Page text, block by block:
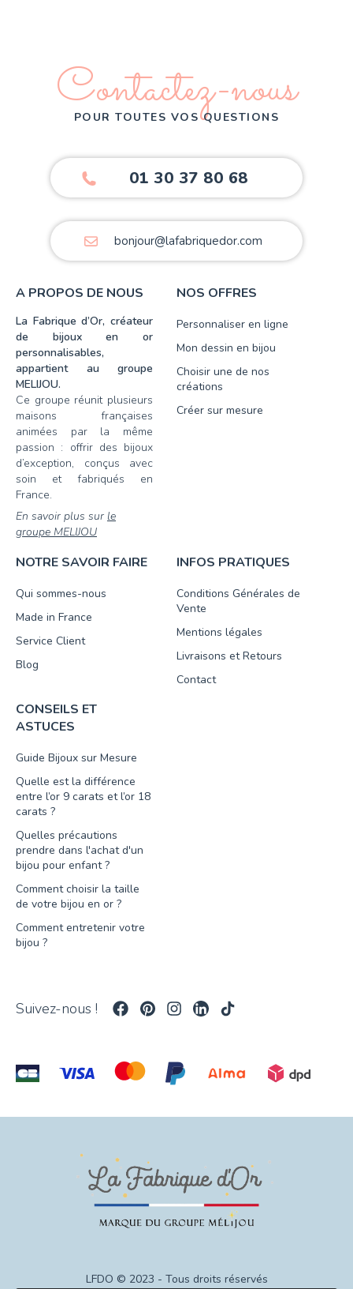
Contactez-nous
POUR TOUTES VOS QUESTIONS
01 30 37 80 68
bonjour@lafabriquedor.com
A PROPOS DE NOUS
La Fabrique d’Or, créateur
de bijoux en or
personnalisables,
appartient au groupe
MELIJOU.
Ce groupe réunit plusieurs
maisons françaises
animées par la même
passion : offrir des bijoux
d’exception, conçus avec
soin et fabriqués en
France.
En savoir plus sur le
groupe MELIJOU
NOS OFFRES
Personnaliser en ligne
Mon dessin en bijou
Choisir une de nos
créations
Créer sur mesure
NOTRE SAVOIR FAIRE
Qui sommes-nous
Made in France
Service Client
Blog
INFOS PRATIQUES
Conditions Générales de
Vente
Mentions légales
Livraisons et Retours
Contact
CONSEILS ET
ASTUCES
Guide Bijoux sur Mesure
Quelle est la différence
entre l’or 9 carats et l’or 18
carats ?
Quelles précautions
prendre dans l'achat d'un
bijou pour enfant ?
Comment choisir la taille
de votre bijou en or ?
Comment entretenir votre
bijou ?
Suivez-nous !
LFDO © 2023 - Tous droits réservés